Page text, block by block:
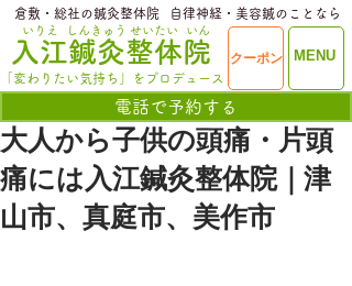
ME
​入江鍼灸整体院
いりえ
MENU
クーポン
電話で予約する
せいたい
しんきゅう いん
「変わりたい気持ち」をプロデュース
​倉敷・総社の鍼灸整体院 ​自律神経・美容鍼のことなら
大人から子供の頭痛・片頭
痛には入江鍼灸整体院｜津
山市、真庭市、美作市